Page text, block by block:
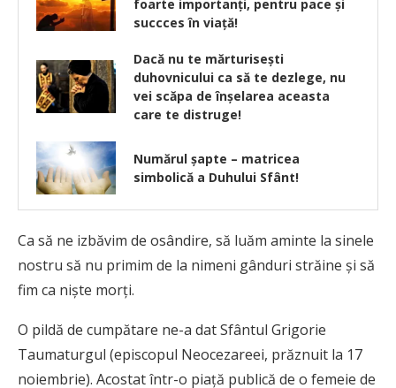
foarte importanţi, pentru pace și
succces în viaţă!
Dacă nu te mărturiseşti
duhovnicului ca să te dezlege, nu
vei scăpa de înşelarea aceasta
care te distruge!
Numărul şapte – matricea
simbolică a Duhului Sfânt!
Ca să ne izbăvim de osândire, să luăm aminte la sinele
nostru să nu primim de la nimeni gânduri străine şi să
fim ca nişte morţi.
O pildă de cumpătare ne-a dat Sfântul Grigorie
Taumaturgul (episcopul Neocezareei, prăznuit la 17
noiembrie). Acostat într-o piaţă publică de o femeie de